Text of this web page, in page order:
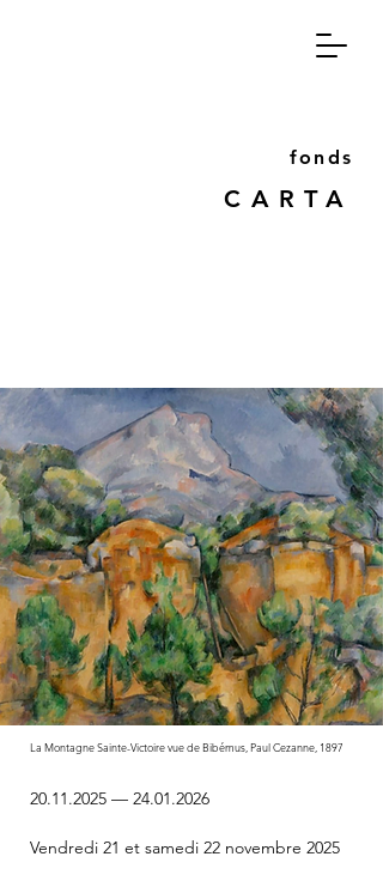
fonds
CA RTA
La Montagne Sainte-Victoire vue de Bibémus, Paul Cezanne, 1897
20.11.2025 — 24.01.2026
Vendredi 21 et samedi 22 novembre 2025